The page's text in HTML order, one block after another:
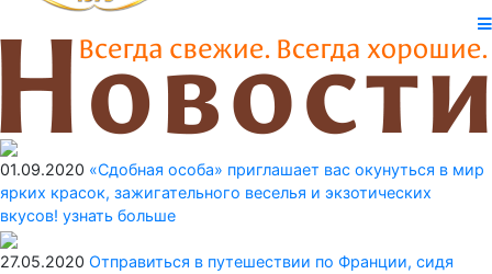
01.09.2020 «Сдобная особа» приглашает вас окунуться в мир
ярких красок, зажигательного веселья и экзотических
вкусов! узнать больше
27.05.2020 Отправиться в путешествии по Франции, сидя